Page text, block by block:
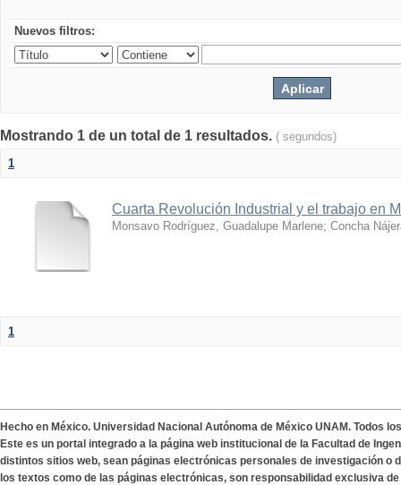
Nuevos filtros:
Mostrando 1 de un total de 1 resultados. ( segundos)
1
Cuarta Revolución Industrial y el trabajo en
Monsavo Rodríguez, Guadalupe Marlene; Concha
1
Hecho en México. Universidad Nacional Autónoma de México UNAM. Todos
Este es un portal integrado a la página web institucional de la Facultad de
distintos sitios web, sean páginas electrónicas personales de investigación o
los textos como de las páginas electrónicas, son responsabilidad exclusiva